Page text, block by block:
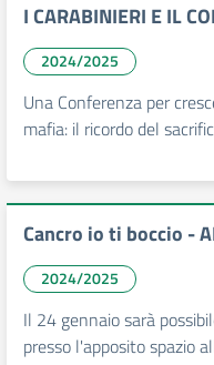
I CARABINIERI E IL
2024/2025
Una Conferenza per
mafia: il ricordo del
Cancro io ti boccio -
2024/2025
Il 24 gennaio sarà
presso l'apposito spazio